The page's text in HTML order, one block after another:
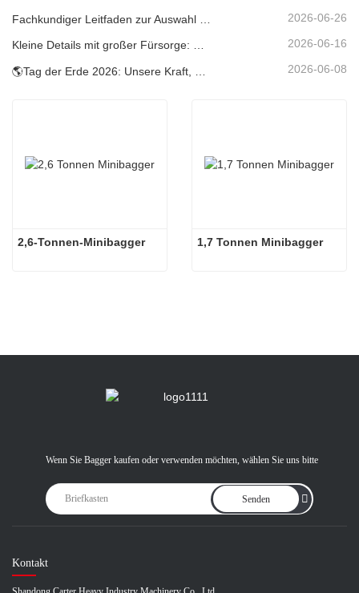
2026-06-26
Kleine Details mit großer Fürsorge: Maßgeschneiderter geschweißter Getränkehalter für Minibagger 2026-06-16
2026-06-08
2,6-Tonnen-Minibagger 1,7 Tonnen Minibagger
Wenn Sie Bagger kaufen oder verwenden möchten, wählen Sie uns bitte
Senden
Kontakt